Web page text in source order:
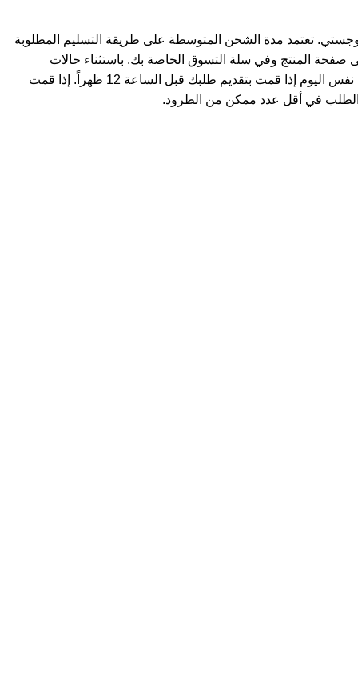
تعتمد مدة الشحن المتوسطة على طريقة التسليم المطلوبة
صفحة المنتج وفي سلة التسوق الخاصة بك. باستثناء حالات
استثنائية، يتم شحن المنتجات في نفس اليوم إذا قمت بتقديم طلبك قبل الساعة 12 ظهراً. إذا قمت
في أقل عدد ممكن من الطرود.